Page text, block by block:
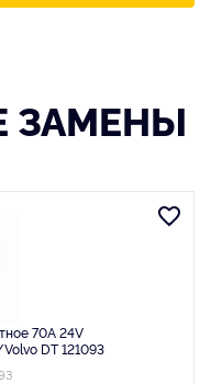
70A 24V
DT 121093